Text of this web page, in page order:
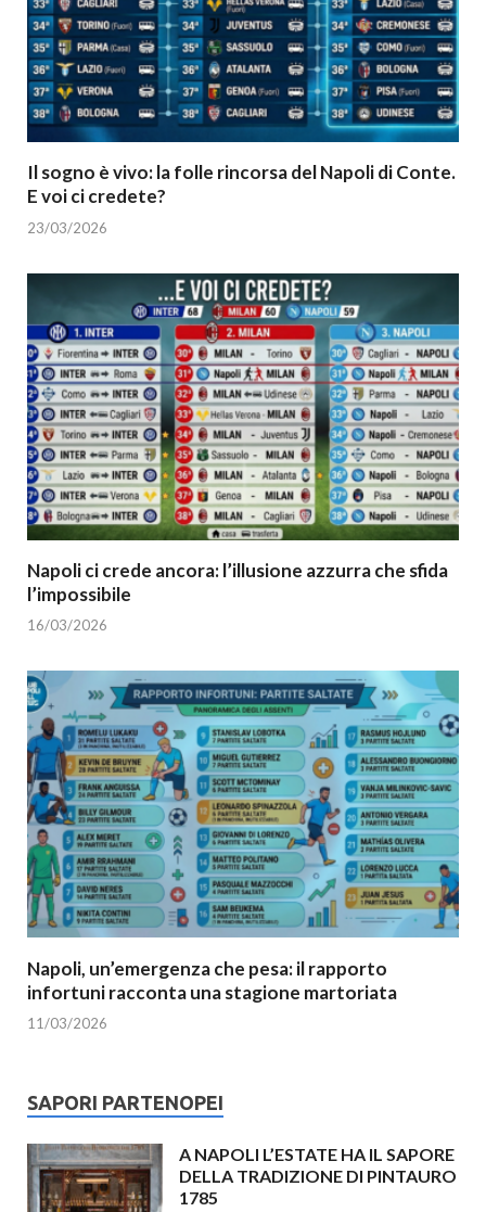
Il sogno è vivo: la folle rincorsa del Napoli di Conte.
E voi ci credete?
23/03/2026
Napoli ci crede ancora: l’illusione azzurra che sfida
l’impossibile
16/03/2026
Napoli, un’emergenza che pesa: il rapporto
infortuni racconta una stagione martoriata
11/03/2026
SAPORI PARTENOPEI
A NAPOLI L’ESTATE HA IL SAPORE
DELLA TRADIZIONE DI PINTAURO
1785